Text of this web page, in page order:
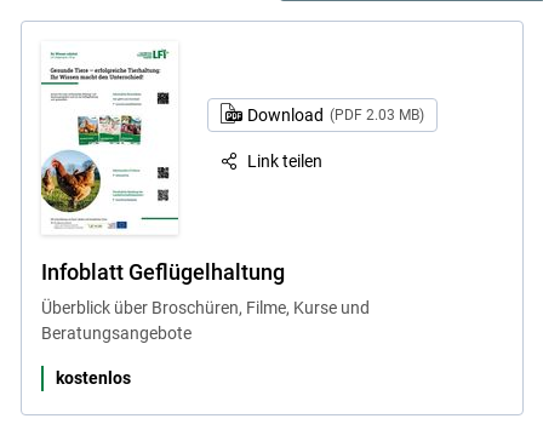
Download (PDF 2.03 MB)
Link teilen
Infoblatt Geflügelhaltung
Überblick über Broschüren, Filme, Kurse und
Beratungsangebote
kostenlos